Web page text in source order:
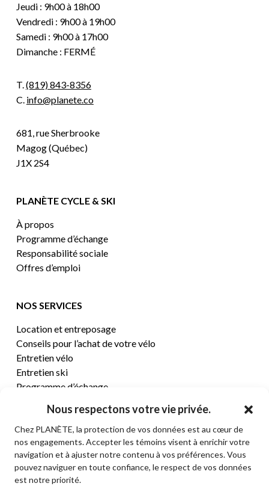
Nous respectons votre vie privée.
Chez PLANÈTE, la protection de vos données est au cœur de
nos engagements. Accepter les témoins visent à enrichir votre
navigation et à ajuster notre contenu à vos préférences. Vous
pouvez naviguer en toute confiance, le respect de vos données
est notre priorité.
Jeudi : 9h00 à 18h00
Vendredi : 9h00 à 19h00
Samedi : 9h00 à 17h00
Dimanche : FERMÉ
T.(819) 843-8356
C. info@planete.co
681, rue Sherbrooke
Magog (Québec)
J1X 2S4
PLANÈTE CYCLE & SKI
À propos
Programme d’échange
Responsabilité sociale
Offres d’emploi
NOS SERVICES
Location et entreposage
Conseils pour l’achat de votre vélo
Entretien vélo
Entretien ski
Programme d’échange
CENTRE D’AIDE
Termes et conditions de vente
Retours et remboursements
Politique de confidentialité